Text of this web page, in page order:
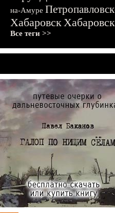
на-Амуре
Хабаровск
Все теги >>